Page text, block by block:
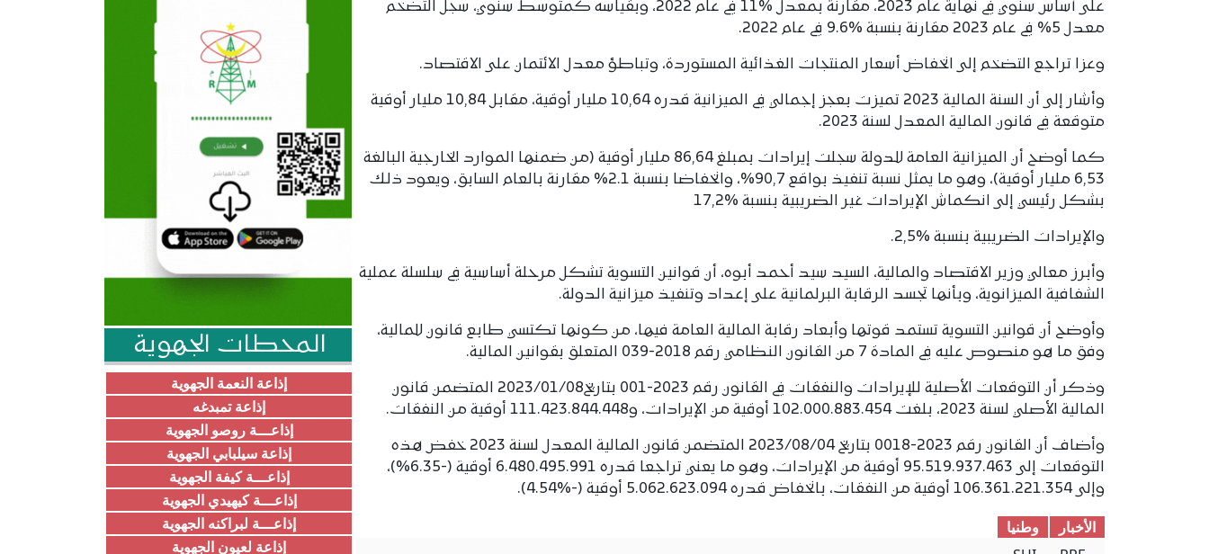
على أساس سنوي في نهاية عام 2023، مقارنة بمعدل %11 في عام 2022، وبقياسه كمتوسط سنوي، سجل التضخم
معدل 5% في عام 2023 مقارنة بنسبة %9.6 في عام 2022.
وعزا تراجع التضخم إلى انخفاض أسعار المنتجات الغذائية المستوردة، وتباطؤ معدل الائتمان على الاقتصاد.
وأشار إلى أن السنة المالية 2023 تميزت بعجز إجمالي في الميزانية قدره 10,64 مليار أوقية، مقابل 10,84 مليار أوقية
متوقعة في قانون المالية المعدل لسنة 2023.
كما أوضح أن الميزانية العامة للدولة سجلت إيرادات بمبلغ 86,64 مليار أوقية (من ضمنها الموارد الخارجية البالغة
6,53 مليار أوقية)، وهو ما يمثل نسبة تنفيذ بواقع 90,7%، وانخفاضا بنسبة 2.1% مقارنة بالعام السابق، ويعود ذلك
بشكل رئيسي إلى انكماش الإيرادات غير الضريبية بنسبة %17,2
والإيرادات الضريبية بنسبة %2,5.
وأبرز معالي وزير الاقتصاد والمالية، السيد سيد أحمد أبوه، أن قوانين التسوية تشكل مرحلة أساسية في سلسلة عملية
الشفافية الميزانوية، وبأنها تجسد الرقابة البرلمانية على إعداد وتنفيذ ميزانية الدولة.
وأوضح أن قوانين التسوية تستمد قوتها وأبعاد رقابة المالية العامة فيها، من كونها تكتسي طابع قانون للمالية،
وفق ما هو منصوص عليه في المادة 7 من القانون النظامي رقم 2018-039 المتعلق بقوانين المالية.
وذكر أن التوقعات الأصلية للإيرادات والنفقات في القانون رقم 2023-001 بتاريخ 2023/01/08 المتضمن قانون
المالية الأصلي لسنة 2023، بلغت 102.000.883.454 أوقية من الإيرادات، و111.423.844.448 أوقية من النفقات.
وأضاف أن القانون رقم 2023-0018 بتاريخ 2023/08/04 المتضمن قانون المالية المعدل لسنة 2023 خفض هذه
التوقعات إلى 95.519.937.463 أوقية من الإيرادات، وهو ما يعني تراجعا قدره 6.480.495.991 أوقية (-6.35%)،
وإلى 106.361.221.354 أوقية من النفقات، بانخفاض قدره 5.062.623.094 أوقية (-%4.54).
الأخبار
وطنیا
المحطات الجهوية
إذاعة النعمة الجهوية
إذاعة تمبدغه
إذاعـــة روصو الجهوية
إذاعة سيلبابي الجهوية
إذاعـــة كيفة الجهوية
إذاعـــة كيهيدي الجهوية
إذاعـــة لبراكنه الجهوية
إذاعة لعيون الجهوية